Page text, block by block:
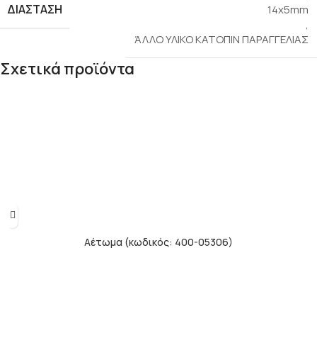
ΔΙΆΣΤΑΣΗ
14x5mm
,
ΆΛΛΟ ΥΛΙΚΟ ΚΑΤΟΠΙΝ ΠΑΡΑΓΓΕΛΙΑΣ
Σχετικά προϊόντα
Αέτωμα (κωδικός: 400-05306)